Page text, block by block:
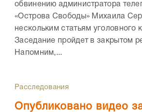
обвинению администратора
«Острова Свободы» Михаила
нескольким статьям уголовного
Заседание пройдет в закрытом
Напомним,...
Расследования
Опубликовано видео